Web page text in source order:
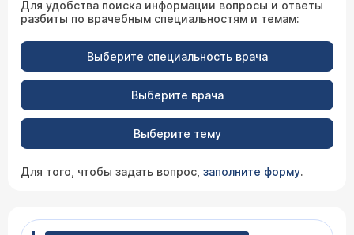
Для удобства поиска информации вопросы и ответы
разбиты по врачебным специальностям и темам:
Выберите специальность врача
Выберите врача
Выберите тему
Для того, чтобы задать вопрос, заполните форму.